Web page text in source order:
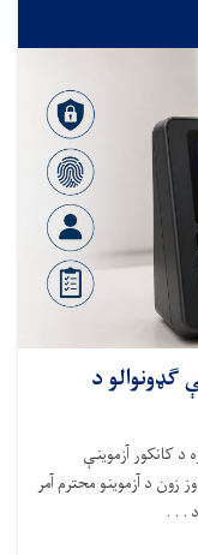
ګډونوالو د
د کانکور آزموینې
زون د آزموینو محترم آمر
. . .